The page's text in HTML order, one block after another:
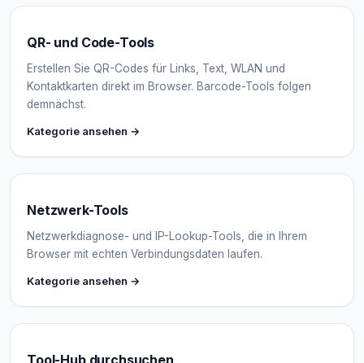
QR- und Code-Tools
Erstellen Sie QR-Codes für Links, Text, WLAN und
Kontaktkarten direkt im Browser. Barcode-Tools folgen
demnächst.
Kategorie ansehen →
Netzwerk-Tools
Netzwerkdiagnose- und IP-Lookup-Tools, die in Ihrem
Browser mit echten Verbindungsdaten laufen.
Kategorie ansehen →